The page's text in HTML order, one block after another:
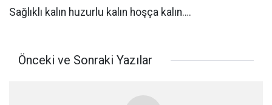
Sağlıklı kalın huzurlu kalın hoşça kalın….
Önceki ve Sonraki Yazılar